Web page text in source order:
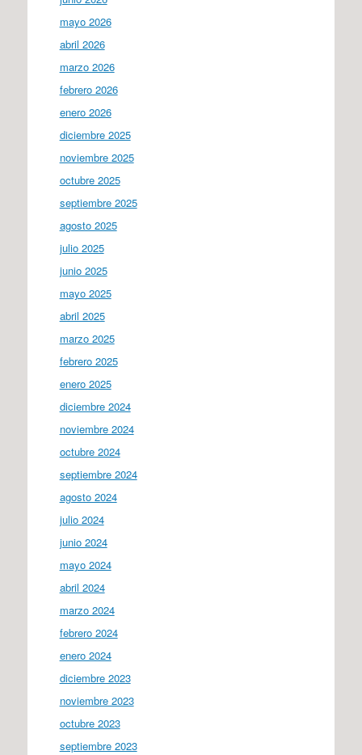
mayo 2026
abril 2026
marzo 2026
febrero 2026
enero 2026
diciembre 2025
noviembre 2025
octubre 2025
septiembre 2025
agosto 2025
julio 2025
junio 2025
mayo 2025
abril 2025
marzo 2025
febrero 2025
enero 2025
diciembre 2024
noviembre 2024
octubre 2024
septiembre 2024
agosto 2024
julio 2024
junio 2024
mayo 2024
abril 2024
marzo 2024
febrero 2024
enero 2024
diciembre 2023
noviembre 2023
octubre 2023
septiembre 2023